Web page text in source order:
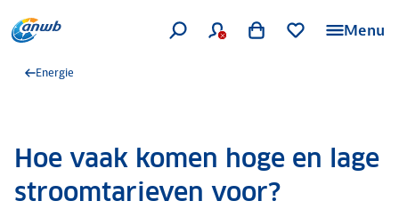
Menu
Energie
Hoe vaak komen hoge en lage
stroomtarieven voor?